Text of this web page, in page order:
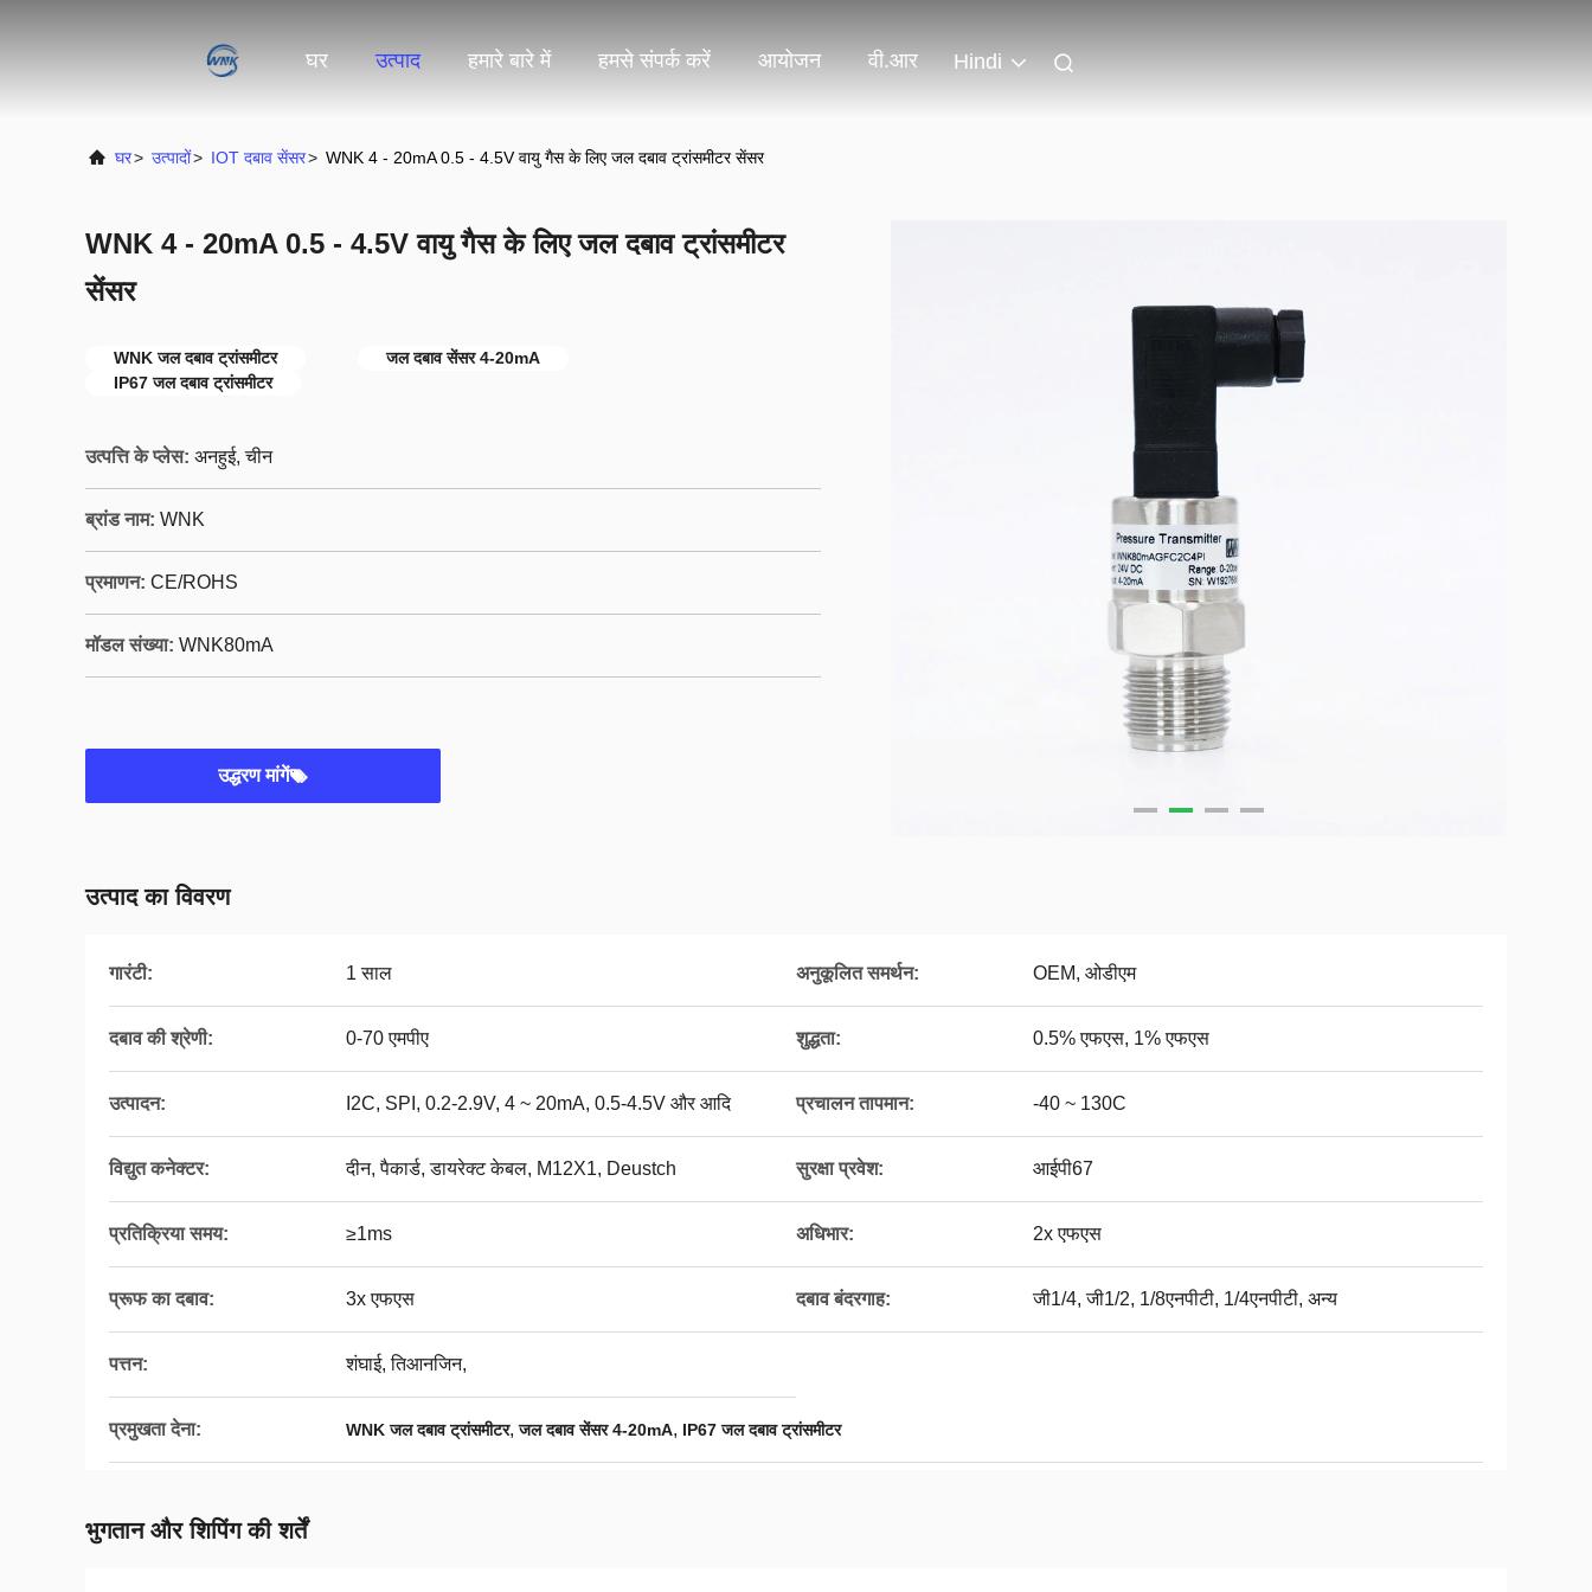
घर उत्पाद हमारे बारे में हमसे संपर्क करें आयोजन वी.आर Hindi
घर> उत्पादों> IOT दबाव सेंसर> WNK 4 - 20mA 0.5 - 4.5V वायु गैस के लिए जल दबाव ट्रांसमीटर सेंसर
WNK 4 - 20mA 0.5 - 4.5V वायु गैस के लिए जल दबाव ट्रांसमीटर
सेंसर
WNK जल दबाव ट्रांसमीटर
जल दबाव सेंसर 4-20mA
IP67 जल दबाव ट्रांसमीटर
उत्पत्ति के प्लेस: अनहुई, चीन
ब्रांड नाम: WNK
प्रमाणन: CE/ROHS
मॉडल संख्या: WNK80mA
उद्धरण मांगें
उत्पाद का विवरण
गारंटी: 1 साल अनुकूलित समर्थन: OEM, ओडीएम
दबाव की श्रेणी: 0-70 एमपीए शुद्धता: 0.5% एफएस, 1% एफएस
उत्पादन: I2C, SPI, 0.2-2.9V, 4 ~ 20mA, 0.5-4.5V और आदि प्रचालन तापमान: -40 ~ 130C
विद्युत कनेक्टर: दीन, पैकार्ड, डायरेक्ट केबल, M12X1, Deustch सुरक्षा प्रवेश: आईपी67
प्रतिक्रिया समय: ≥1ms अधिभार: 2x एफएस
प्रूफ का दबाव: 3x एफएस दबाव बंदरगाह: जी1/4, जी1/2, 1/8एनपीटी, 1/4एनपीटी, अन्य
पत्तन: शंघाई, तिआनजिन,
प्रमुखता देना: WNK जल दबाव ट्रांसमीटर,जल दबाव सेंसर 4-20mA, IP67 जल दबाव ट्रांसमीटर
भुगतान और शिपिंग की शर्तें